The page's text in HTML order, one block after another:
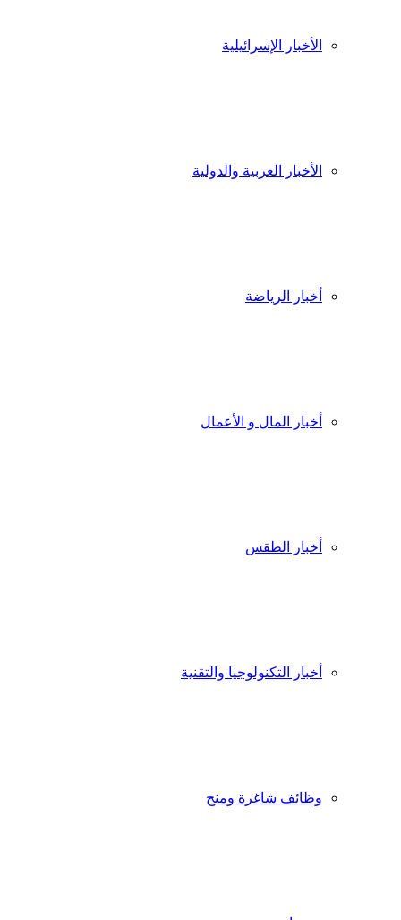
الأخبار الإسرائيلية
الأخبار العربية والدولية
أخبار الرياضة
أخبار المال و الأعمال
أخبار الطقس
أخبار التكنولوجيا والتقنية
وظائف شاغرة ومنح